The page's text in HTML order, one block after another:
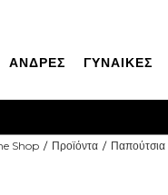
ΑΝΔΡΕΣ ΓΥΝΑΙΚΕΣ
Shop Προϊόντα Παπούτσια